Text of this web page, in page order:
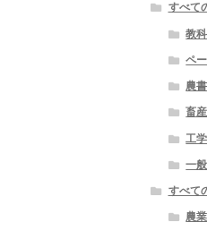
すべて
教
ペ
農
畜
工
一
すべて
農